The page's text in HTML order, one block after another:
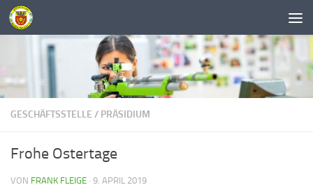
Unter dem Inhalt
GESCHÄFTSSTELLE / PRÄSIDIUM
Frohe Ostertage
VON FRANK FLEIGE · 9. APRIL 2019